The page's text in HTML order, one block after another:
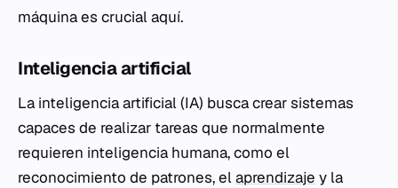
máquina es crucial aquí.
Inteligencia artificial
La inteligencia artificial (IA) busca crear sistemas
capaces de realizar tareas que normalmente
requieren inteligencia humana, como el
reconocimiento de patrones, elaprendizaje y la